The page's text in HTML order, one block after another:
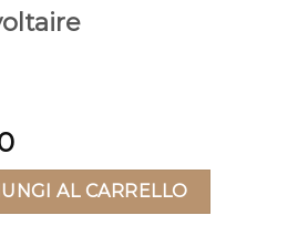
AL CARRELLO